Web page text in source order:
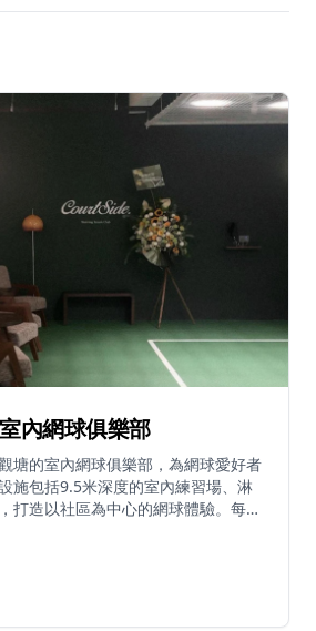
內網球俱樂部
塘的室內網球俱樂部，為網球愛好者
施包括9.5米深度的室內練習場、淋
打造以社區為中心的網球體驗。每節
樂部提供多種套餐，包括6節、10節
專屬活動，以及在營業時間內使用會